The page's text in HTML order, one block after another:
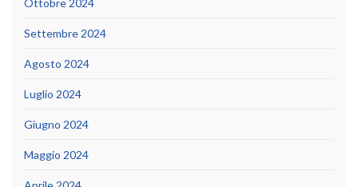
Settembre 2024
Agosto 2024
Luglio 2024
Giugno 2024
Maggio 2024